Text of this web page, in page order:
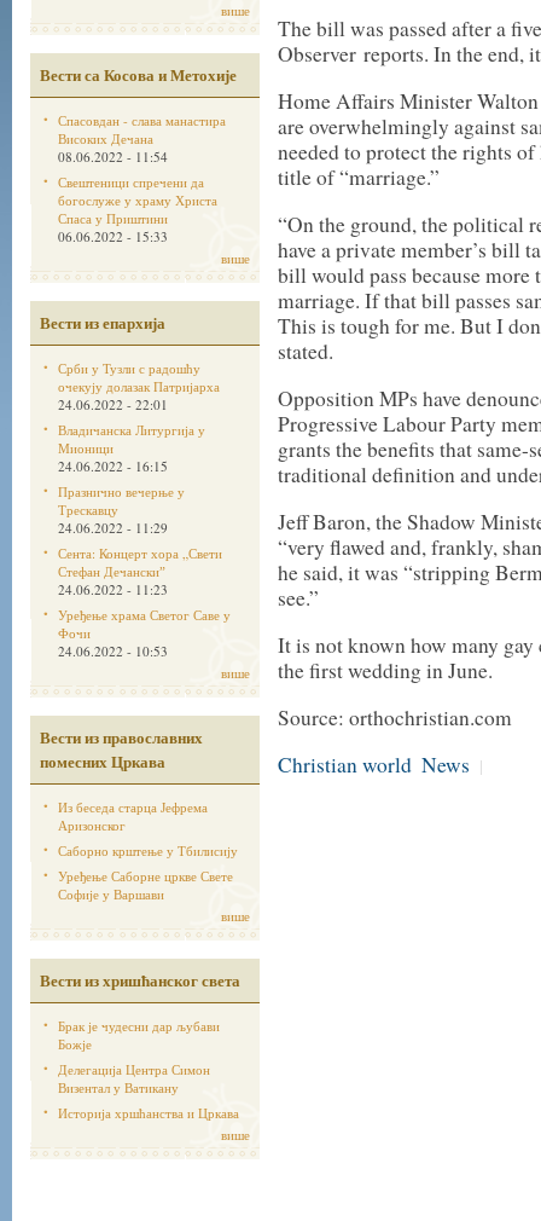
више
Вести са Косова и Метохије
Спасовдан - слава манастира
Високих Дечана
08.06.2022 - 11:54
Свештеници спречени да
богослуже у храму Христа
Спаса у Приштини
06.06.2022 - 15:33
више
Вести из епархија
Срби у Тузли с радошћу
очекују долазак Патријарха
24.06.2022 - 22:01
Владичанска Литургија у
Мионици
24.06.2022 - 16:15
Празнично вечерње у
Трескавцу
24.06.2022 - 11:29
Сента: Концерт хора „Свети
Стефан Дечанскиˮ
24.06.2022 - 11:23
Уређење храма Светог Саве у
Фочи
24.06.2022 - 10:53
више
Вести из православних
помесних Цркава
Из беседа старца Јефрема
Аризонског
Саборно крштење у Тбилисију
Уређење Саборне цркве Свете
Софије у Варшави
више
Вести из хришћанског света
Брак је чудесни дар љубави
Божје
Делегација Центра Симон
Визентал у Ватикану
Историја хршћанства и Цркава
више
The bill was passed after a
Observer reports. In the end,
Home Affairs Minister
are overwhelmingly against
needed to protect the rights
title of “marriage.”
“On the ground, the political
have a private member’s bill
bill would pass because more
marriage. If that bill passes
This is tough for me. But I
stated.
Opposition MPs have
Progressive Labour Party
grants the benefits that
traditional definition and
Jeff Baron, the Shadow
“very flawed and, frankly,
he said, it was “stripping
see.”
It is not known how many
the first wedding in June.
Source: orthochristian.com
Christian world News |